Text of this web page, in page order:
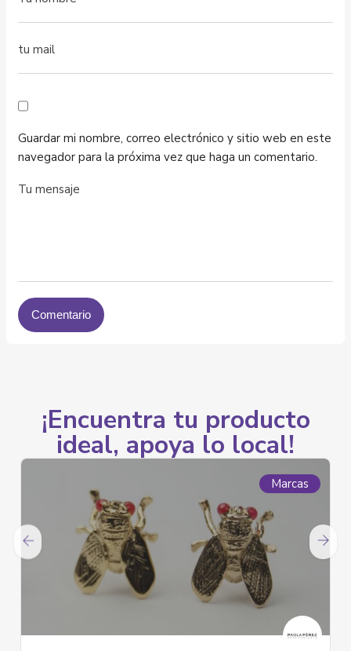
Guardar mi nombre, correo electrónico y sitio web en este
navegador para la próxima vez que haga un comentario.
¡Encuentra tu producto
ideal, apoya lo local!